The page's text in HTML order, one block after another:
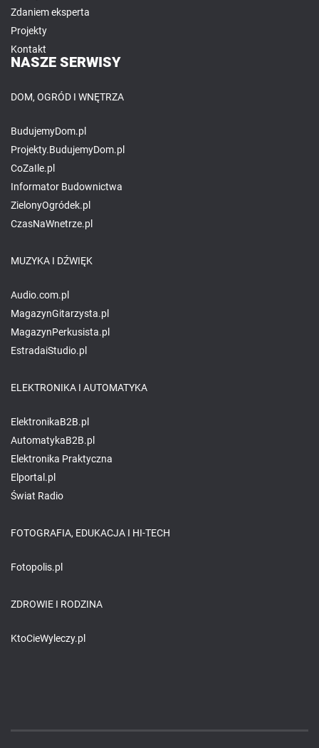
Zdaniem eksperta
Projekty
Kontakt
NASZE SERWISY
DOM, OGRÓD I WNĘTRZA
BudujemyDom.pl
Projekty.BudujemyDom.pl
CoZaIle.pl
Informator Budownictwa
ZielonyOgródek.pl
CzasNaWnetrze.pl
MUZYKA I DŹWIĘK
Audio.com.pl
MagazynGitarzysta.pl
MagazynPerkusista.pl
EstradaiStudio.pl
ELEKTRONIKA I AUTOMATYKA
ElektronikaB2B.pl
AutomatykaB2B.pl
Elektronika Praktyczna
Elportal.pl
Świat Radio
FOTOGRAFIA, EDUKACJA I HI-TECH
Fotopolis.pl
ZDROWIE I RODZINA
KtoCieWyleczy.pl